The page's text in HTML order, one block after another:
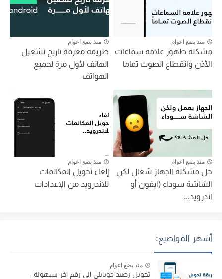
منذ بضع اعوام
مشكلة ظهور علامة سماعات
الأذن وانقطاع الصوت تماما
منذ بضع اعوام
طريقة معرفة تاريخ تشغيل
الهاتف لأول مرة لجميع
الهواتف
منذ بضع اعوام
حل مشكلة الجهاز شغال لكن
الشاشة سوداء (ايفون أو
اندرويد...
منذ بضع اعوام
إلغاء تحويل المكالمات
للاندرويد من الإعدادات
أشهر المواضيع:
منذ بضع اعوام
تحويل رصيد موبايلي الى رقم اخر بسهولة -